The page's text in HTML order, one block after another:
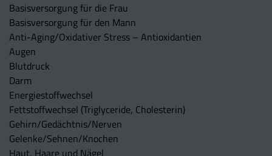
Basisversorgung für die Frau
Basisversorgung für den Mann
Anti-Aging/Oxidativer Stress – Antioxidantien
Augen
Blutdruck
Darm
Energiestoffwechsel
Fettstoffwechsel (Triglyceride, Cholesterin)
Gehirn/Gedächtnis/Nerven
Gelenke/Sehnen/Knochen